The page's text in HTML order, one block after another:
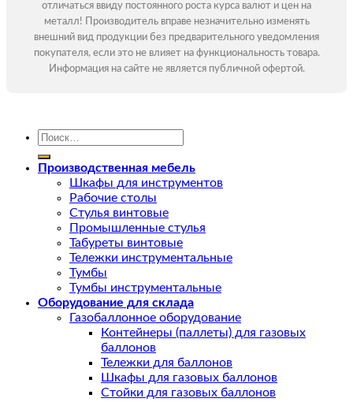
отличаться ввиду постоянного роста курса валют и цен на
металл! Производитель вправе незначительно изменять
внешний вид продукции без предварительного уведомления
покупателя, если это не влияет на функциональность товара.
Информация на сайте не является публичной офертой.
Искать:
Производственная мебель
Шкафы для инструментов
Рабочие столы
Стулья винтовые
Промышленные стулья
Табуреты винтовые
Тележки инструментальные
Тумбы
Тумбы инструментальные
Оборудование для склада
Газобаллонное оборудование
Контейнеры (паллеты) для газовых
баллонов
Тележки для баллонов
Шкафы для газовых баллонов
Стойки для газовых баллонов